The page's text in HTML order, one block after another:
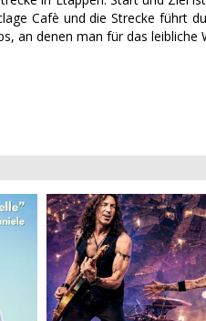
Cafè und die Strecke führt
an denen man für das leibliche